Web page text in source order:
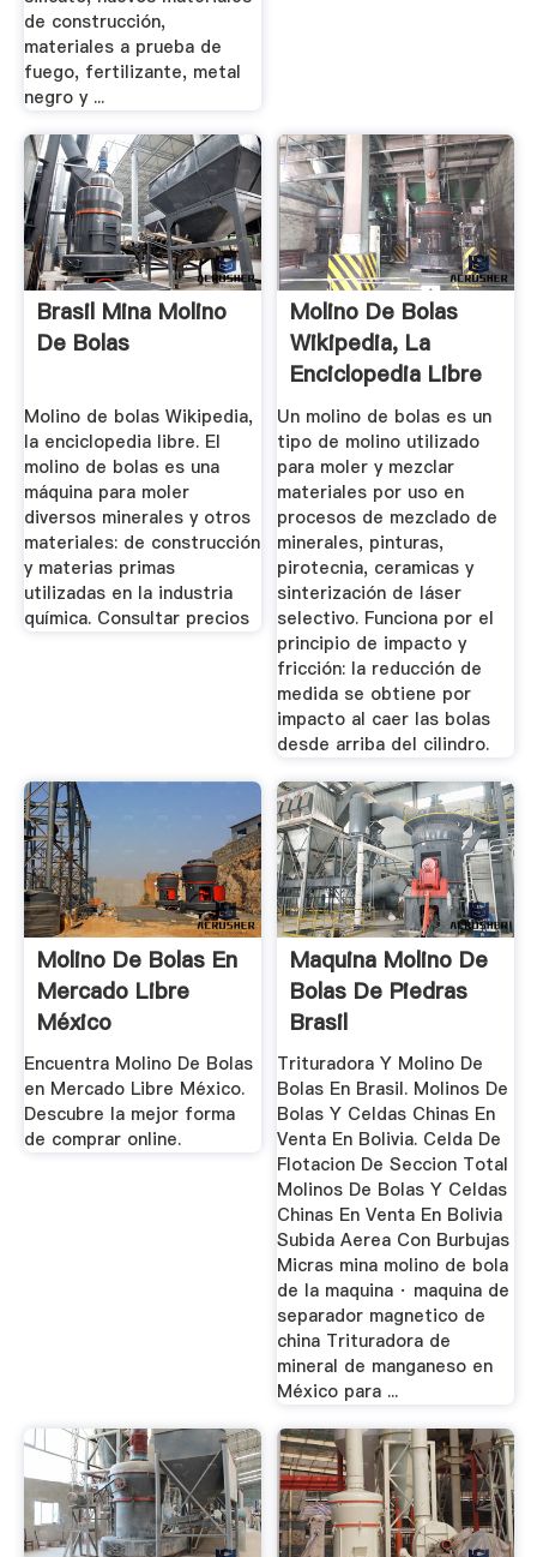
de construcción,
materiales a prueba de
fuego, fertilizante, metal
negro y ...
Brasil Mina Molino
De Bolas
Molino de bolas Wikipedia,
la enciclopedia libre. El
molino de bolas es una
máquina para moler
diversos minerales y otros
materiales: de construcción
y materias primas
utilizadas en la industria
química. Consultar precios
Molino De Bolas
Wikipedia, La
Enciclopedia Libre
Un molino de bolas es un
tipo de molino utilizado
para moler y mezclar
materiales por uso en
procesos de mezclado de
minerales, pinturas,
pirotecnia, ceramicas y
sinterización de láser
selectivo. Funciona por el
principio de impacto y
fricción: la reducción de
medida se obtiene por
impacto al caer las bolas
desde arriba del cilindro.
Molino De Bolas En
Mercado Libre
México
Encuentra Molino De Bolas
en Mercado Libre México.
Descubre la mejor forma
de comprar online.
Maquina Molino De
Bolas De Piedras
Brasil
Trituradora Y Molino De
Bolas En Brasil. Molinos De
Bolas Y Celdas Chinas En
Venta En Bolivia. Celda De
Flotacion De Seccion Total
Molinos De Bolas Y Celdas
Chinas En Venta En Bolivia
Subida Aerea Con Burbujas
Micras mina molino de bola
de la maquina · maquina de
separador magnetico de
china Trituradora de
mineral de manganeso en
México para ...